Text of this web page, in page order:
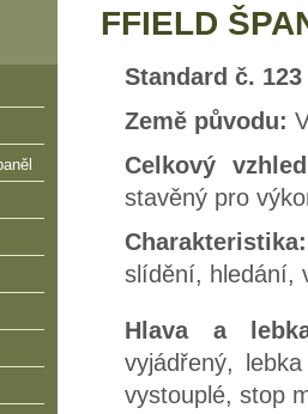
FFIELD
Standard č. 123
Země původu:
Celkový
stavěný pro
Charakteristika:
slídění, hledání,
Hlava a
vyjádřený,
vystouplé, stop